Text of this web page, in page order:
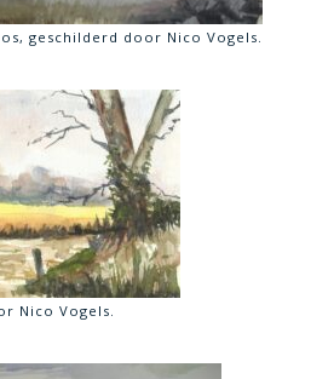
geschilderd door Nico Vogels.
Nico Vogels.